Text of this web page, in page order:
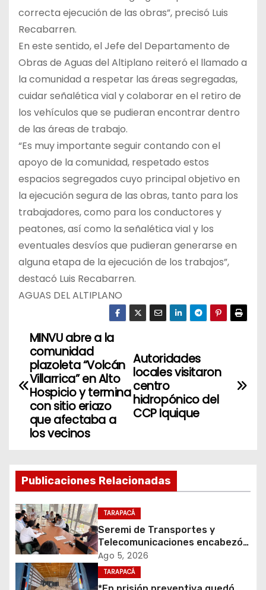
correcta ejecución de las obras”, precisó Luis
Recabarren.
En este sentido, el Jefe del Departamento de
Obras de Aguas del Altiplano reiteró el llamado a
la comunidad a respetar las áreas segregadas,
cuidar señalética vial y colaborar en el retiro de
los vehículos que se pudieran encontrar dentro
de las áreas de trabajo.
“Es muy importante seguir contando con el
apoyo de la comunidad, respetado estos
espacios segregados cuyo principal objetivo en
la ejecución segura de las obras, tanto para los
trabajadores, como para los conductores y
peatones, así como la señalética vial y los
eventuales desvíos que pudieran generarse en
alguna etapa de la ejecución de los trabajos”,
destacó Luis Recabarren.
AGUAS DEL ALTIPLANO
N
v
a
c
i
ó
n
Autoridades
locales visitaron
centro
hidropónico del
CCP Iquique
MINVU abre a la
comunidad
plazoleta “Volcán
Villarrica” en Alto
Hospicio y termina
con sitio eriazo
que afectaba a
los vecinos
Publicaciones Relacionadas
TARAPACÁ
Seremi de Transportes y
Telecomunicaciones encabezó
primera mesa de coordinación
para el retiro de cables en
desuso en Iquique
Ago 5, 2026
TARAPACÁ